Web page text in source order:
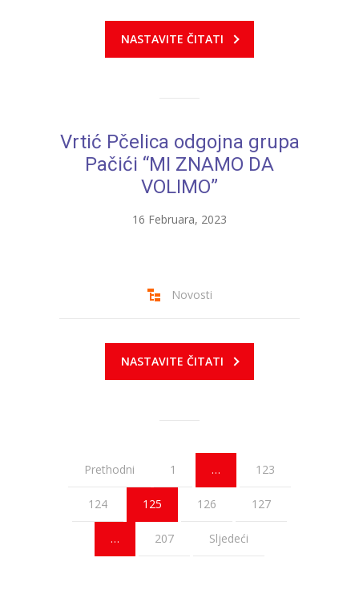
NASTAVITE ČITATI
Vrtić Pčelica odgojna grupa
Pačići “MI ZNAMO DA
VOLIMO”
16 Februara, 2023
Novosti
NASTAVITE ČITATI
Prethodni 1 … 123
124 125 126 127
… 207 Sljedeći